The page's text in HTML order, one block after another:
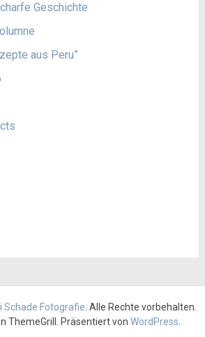
Geschichte
aus Peru”
Schade Fotografie . Alle Rechte vorbehalten.
ThemeGrill. Präsentiert von WordPress